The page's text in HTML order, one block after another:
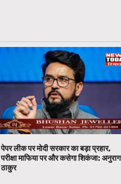
पेपर लीक पर मोदी सरकार का बड़ा प्रहार,
परीक्षा माफिया पर और कसेगा शिकंजा: अनुराग
ठाकुर